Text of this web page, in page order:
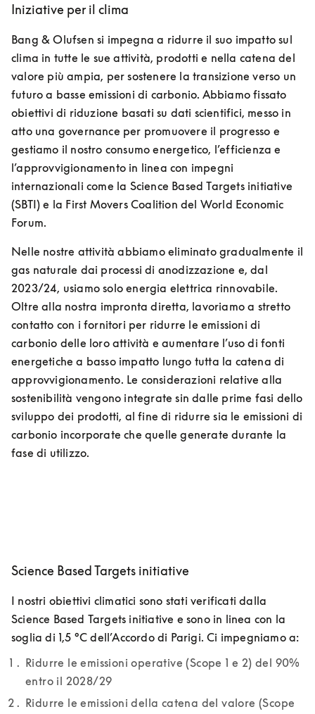
Iniziative per il clima
Bang & Olufsen si impegna a ridurre il suo impatto sul
clima in tutte le sue attività, prodotti e nella catena del
valore più ampia, per sostenere la transizione verso un
futuro a basse emissioni di carbonio. Abbiamo fissato
obiettivi di riduzione basati su dati scientifici, messo in
atto una governance per promuovere il progresso e
gestiamo il nostro consumo energetico, l’efficienza e
l’approvvigionamento in linea con impegni
internazionali come la Science Based Targets initiative
(SBTI) e la First Movers Coalition del World Economic
Forum.
Nelle nostre attività abbiamo eliminato gradualmente il
gas naturale dai processi di anodizzazione e, dal
2023/24, usiamo solo energia elettrica rinnovabile.
Oltre alla nostra impronta diretta, lavoriamo a stretto
contatto con i fornitori per ridurre le emissioni di
carbonio delle loro attività e aumentare l’uso di fonti
energetiche a basso impatto lungo tutta la catena di
approvvigionamento. Le considerazioni relative alla
sostenibilità vengono integrate sin dalle prime fasi dello
sviluppo dei prodotti, al fine di ridurre sia le emissioni di
carbonio incorporate che quelle generate durante la
fase di utilizzo.
Science Based Targets initiative
I nostri obiettivi climatici sono stati verificati dalla
Science Based Targets initiative e sono in linea con la
soglia di 1,5 °C dell’Accordo di Parigi. Ci impegniamo a:
Ridurre le emissioni operative (Scope 1 e 2) del 90%
entro il 2028/29
Ridurre le emissioni della catena del valore (Scope